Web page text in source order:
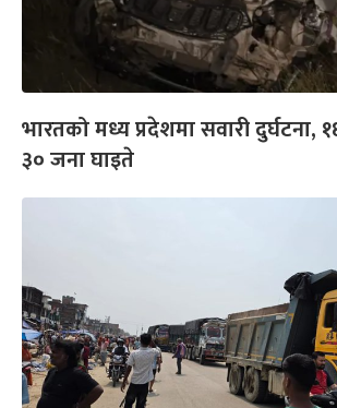
भारतको मध्य प्रदेशमा सवारी दुर्घटना,
३० जना घाइते